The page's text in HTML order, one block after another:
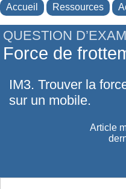
Accueil Ressources
QUESTION
Force de
IM3. Trouver la
sur un mobile.
Article